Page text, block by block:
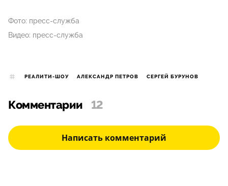
Фото: пресс-служба
Видео: пресс-служба
РЕАЛИТИ-ШОУ АЛЕКСАНДР ПЕТРОВ СЕРГЕЙ БУРУНОВ
Комментарии 12
Написать комментарий